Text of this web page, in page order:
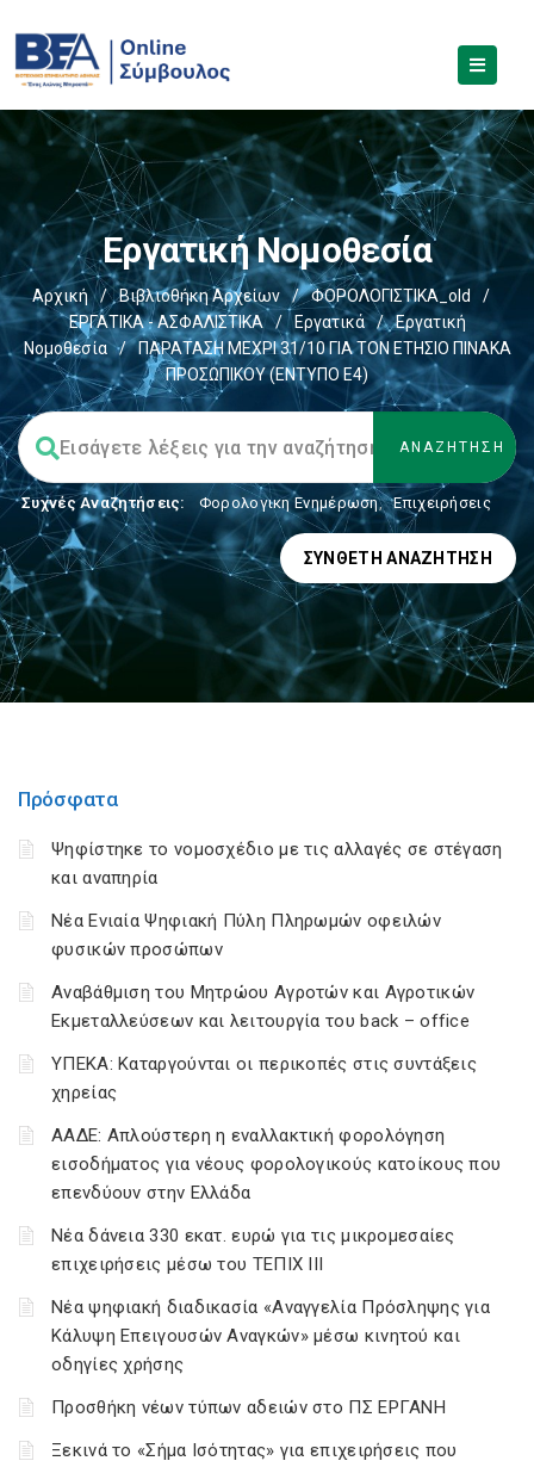
Εργατική Νομοθεσία
Αρχική / Βιβλιοθήκη Αρχείων / ΦΟΡΟΛΟΓΙΣΤΙΚΑ_old
/
ΕΡΓΑΤΙΚΑ - ΑΣΦΑΛΙΣΤΙΚΑ
/ Εργατικά /
Εργατική
Νομοθεσία
/
ΠΑΡΑΤΑΣΗ ΜΕΧΡΙ 31/10 ΓΙΑ ΤΟΝ ΕΤΗΣΙΟ ΠΙΝΑΚΑ
ΠΡΟΣΩΠΙΚΟΥ (ΕΝΤΥΠΟ Ε4)
Συχνές Αναζητήσεις: Φορολογικη Ενημέρωση, Επιχειρήσεις
ΣΎΝΘΕΤΗ ΑΝΑΖΉΤΗΣΗ
Πρόσφατα
Ψηφίστηκε το νομοσχέδιο με τις αλλαγές σε στέγαση
και αναπηρία
Νέα Ενιαία Ψηφιακή Πύλη Πληρωμών οφειλών
φυσικών προσώπων
Αναβάθμιση του Μητρώου Αγροτών και Αγροτικών
Εκμεταλλεύσεων και λειτουργία του back – office
ΥΠΕΚΑ: Καταργούνται οι περικοπές στις συντάξεις
χηρείας
ΑΑΔΕ: Απλούστερη η εναλλακτική φορολόγηση
εισοδήματος για νέους φορολογικούς κατοίκους που
επενδύουν στην Ελλάδα
Νέα δάνεια 330 εκατ. ευρώ για τις μικρομεσαίες
επιχειρήσεις μέσω του ΤΕΠΙΧ ΙΙΙ
Νέα ψηφιακή διαδικασία «Αναγγελία Πρόσληψης για
Κάλυψη Επειγουσών Αναγκών» μέσω κινητού και
οδηγίες χρήσης
Προσθήκη νέων τύπων αδειών στο ΠΣ ΕΡΓΑΝΗ
Ξεκινά το «Σήμα Ισότητας» για επιχειρήσεις που